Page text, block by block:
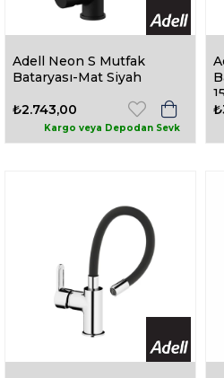
Adell Neon S Mutfak
Bataryası-Mat Siyah
₺2.743,00